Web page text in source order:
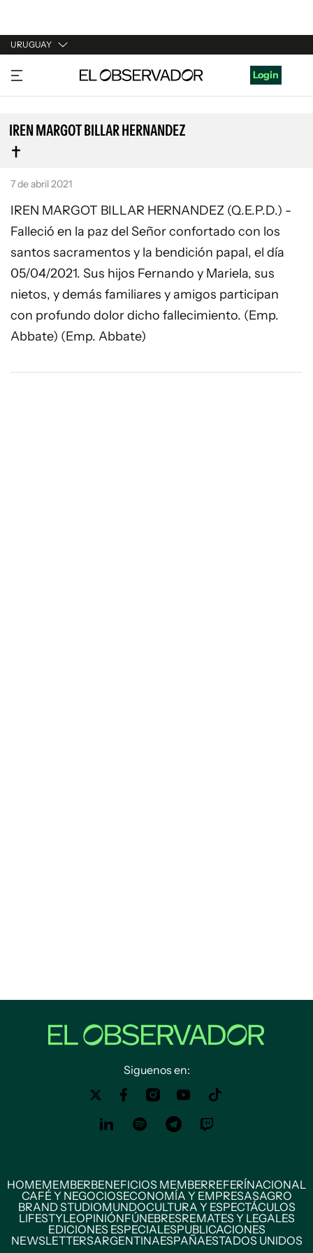
URUGUAY
URUGUAY
ARGENTINA
ESPAÑA
ESTADOS UNIDOS
Login
IREN MARGOT BILLAR HERNANDEZ
7 de abril 2021
IREN MARGOT BILLAR HERNANDEZ (Q.E.P.D.) -
Falleció en la paz del Señor confortado con los
santos sacramentos y la bendición papal, el día
05/04/2021. Sus hijos Fernando y Mariela, sus
nietos, y demás familiares y amigos participan
con profundo dolor dicho fallecimiento. (Emp.
Abbate) (Emp. Abbate)
Siguenos en:
HOMEMEMBERBENEFICIOS MEMBERREFERÍNACIONAL
CAFÉ Y NEGOCIOSECONOMÍA Y EMPRESASAGRO
BRAND STUDIOMUNDOCULTURA Y ESPECTÁCULOS
LIFESTYLEOPINIÓNFÚNEBRESREMATES Y LEGALES
EDICIONES ESPECIALESPUBLICACIONES
NEWSLETTERSARGENTINAESPAÑAESTADOS UNIDOS